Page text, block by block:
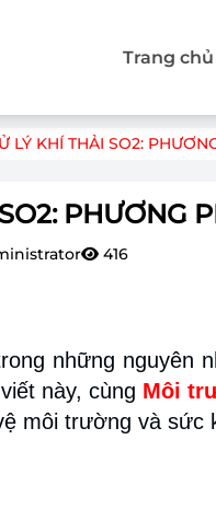
Trang chủ
LÝ KHÍ THẢI SO2:
PHƯƠNG
416
những nguyên
này, cùng Môi
môi trường và sức